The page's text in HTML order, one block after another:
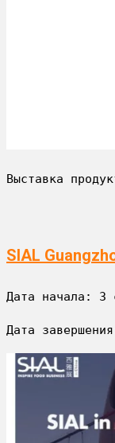
Выставка
SIAL
Дата начала: 3
Дата